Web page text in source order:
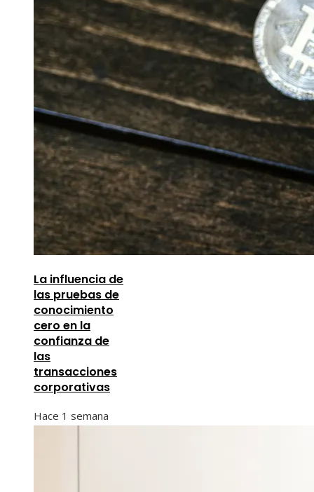
La influencia de
las pruebas de
conocimiento
cero en la
confianza de
las
transacciones
corporativas
Hace 1 semana